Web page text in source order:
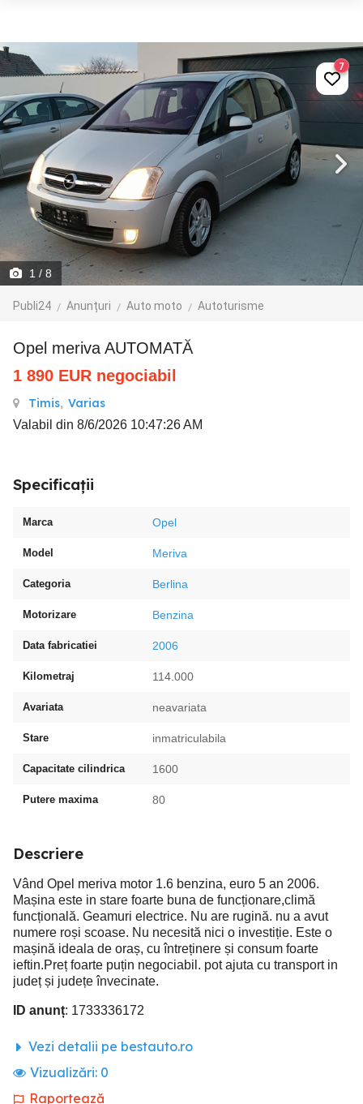
1 / 8
Publi24 Anunțuri Auto moto Autoturisme
7
opel meriva AUTOMATĂ
1 890 EUR negociabil
Timis, Varias
Valabil din 8/6/2026 10:47:26 AM
Specificații
Marca Opel
Model Meriva
Categoria Berlina
Motorizare Benzina
Data fabricatiei 2006
Kilometraj 114.000
Avariata neavariata
Stare inmatriculabila
Capacitate cilindrica 1600
Putere maxima 80
Descriere
Vând Opel meriva motor 1.6 benzina, euro 5 an 2006.
Mașina este in stare foarte buna de funcționare,climă
funcțională. Geamuri electrice. Nu are rugină. nu a avut
numere roși scoase. Nu necesită nici o investiție. Este o
mașină ideala de oraș, cu întreținere și consum foarte
ieftin.Preț foarte puțin negociabil. pot ajuta cu transport in
județ și județe învecinate.
ID anunț: 1733336172
Vezi detalii pe bestauto.ro
Vizualizări: 0
Raportează